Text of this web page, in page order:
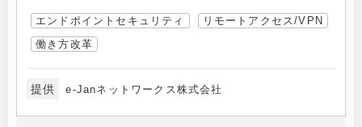
エンドポイントセキュリティ
リモートアクセス/VPN
働き方改革
提供 e-Janネットワークス株式会社